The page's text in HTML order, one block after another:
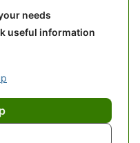
needs
useful information